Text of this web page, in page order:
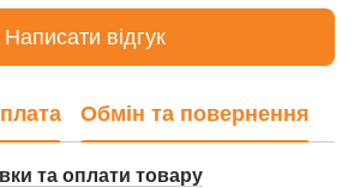
Написати відгук
Обмін та повернення
та оплати товару